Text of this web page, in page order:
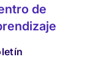
de